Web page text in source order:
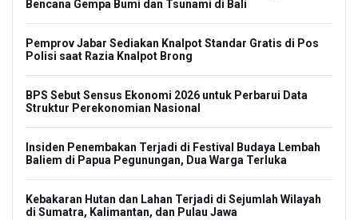
Bencana Gempa Bumi dan Tsunami di Bali
Pemprov Jabar Sediakan Knalpot Standar Gratis di Pos
Polisi saat Razia Knalpot Brong
BPS Sebut Sensus Ekonomi 2026 untuk Perbarui Data
Struktur Perekonomian Nasional
Insiden Penembakan Terjadi di Festival Budaya Lembah
Baliem di Papua Pegunungan, Dua Warga Terluka
Kebakaran Hutan dan Lahan Terjadi di Sejumlah Wilayah
di Sumatra, Kalimantan, dan Pulau Jawa